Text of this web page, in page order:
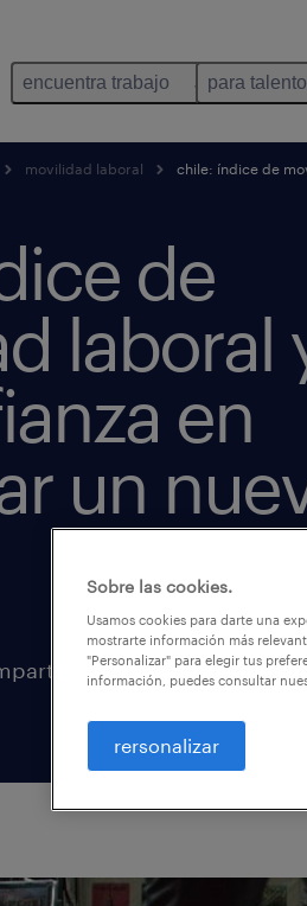
encuentra trabajo para
movilidad laboral chile: índice de
de
laboral
en
un
artículos
Sobre las cookies.
Usamos cookies para darte una
mostrarte información más
"Personalizar" para elegir tus
información, puedes consultar
rersonalizar